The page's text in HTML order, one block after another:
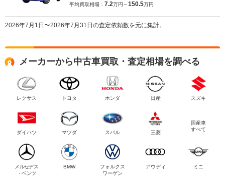
平均買取相場： 7.2万円～150.5万円
2026年7月1日〜2026年7月31日の査定依頼数を元に集計。
メーカーから中古車買取・査定相場を調べる
レクサス トヨタ ホンダ 日産 スズキ
ダイハツ マツダ スバル 三菱
国産車
すべて
メルセデス
・ベンツ
BMW
フォルクス
ワーゲン
アウディ ミニ